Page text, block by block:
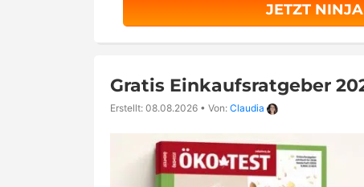
JETZT
Gratis Einkaufsratgeber
Erstellt: 08.08.2026 • Von: Claudia